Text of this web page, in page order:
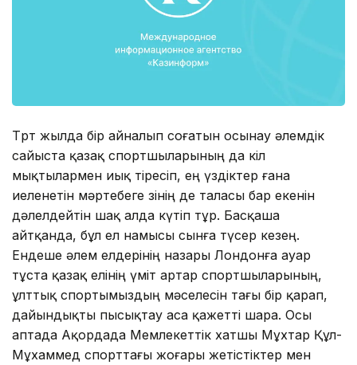
Төрт жылда бір айналып соғатын осынау әлемдік
сайыста қазақ спортшыларының да кіл
мықтылармен иық тіресіп, ең үздіктер ғана
иеленетін мәртебеге өзінің де таласы бар екенін
дәлелдейтін шақ алда күтіп тұр. Басқаша
айтқанда, бұл ел намысы сынға түсер кезең.
Ендеше әлем елдерінің назары Лондонға ауар
тұста қазақ елінің үміт артар спортшыларының,
ұлттық спортымыздың мәселесін тағы бір қарап,
дайындықты пысықтау аса қажетті шара. Осы
аптада Ақордада Мемлекеттік хатшы Мұхтар Құл-
Мұхаммед спорттағы жоғары жетістіктер мен